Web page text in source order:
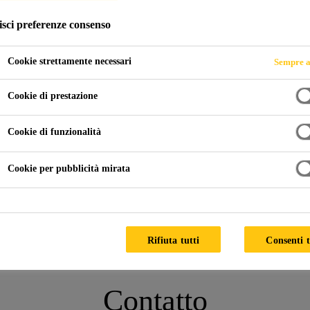
e rivestimenti speciali, Rivenditori di vernici Protezione
del calcestruzzo
Contatto
preferenze consenso
Cookie strettamente necessari Sempre
Cookie di prestazione
Cookie di funzionalità
Cookie per pubblicità mirata
Rifiuta tutti Consenti